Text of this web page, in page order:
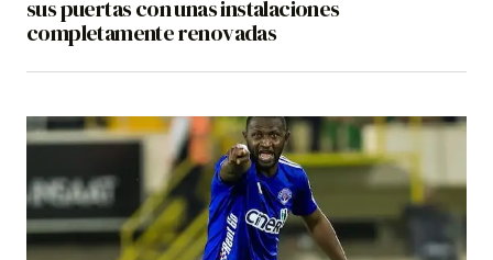
sus puertas con unas instalaciones
completamente renovadas